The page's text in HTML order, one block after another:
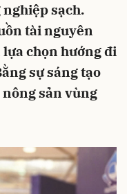
sạch.
tài nguyên
lựa chọn hướng đi
sự sáng tạo
nông sản vùng